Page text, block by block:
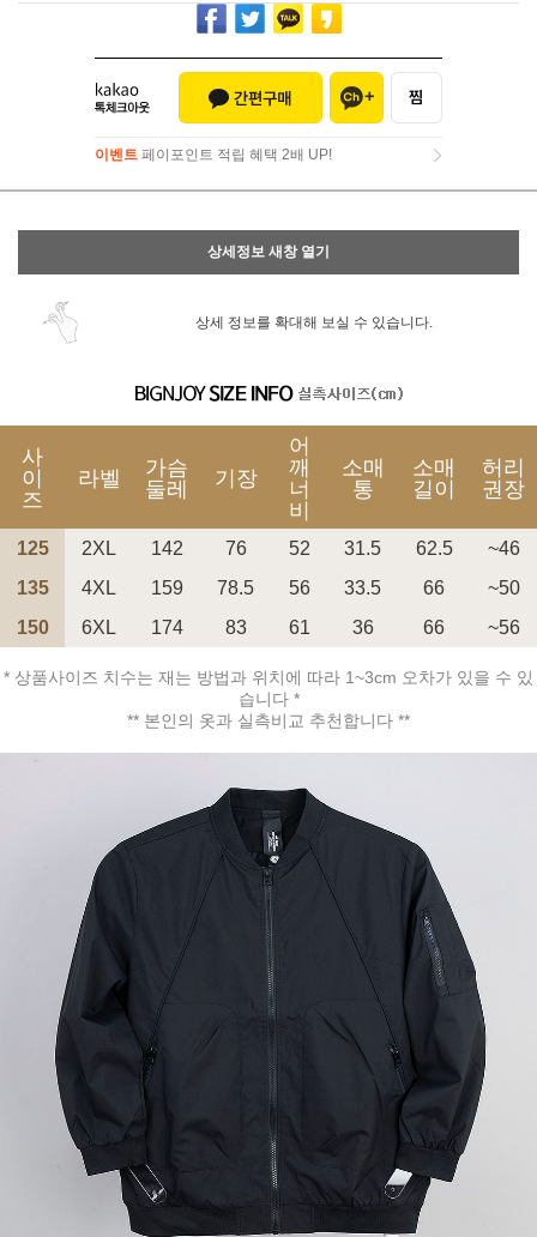
이벤트 페이포인트 적립 혜택 2배 UP!
이벤트페이포인트 적립 혜택 2배 UP!
상세정보 새창 열기
상세 정보를 확대해 보실 수 있습니다.
사
이
즈
라벨
가슴
둘레
기장
어
깨
너
비
소매
통
소매
길이
허리
권장
125 2XL 142 76 52 31.5 62.5
~46
135
4XL 159 78.5 56 33.5 66
~50
150
6XL 174 83 61 36 66 ~56
* 상품사이즈 치수는 재는 방법과 위치에 따라 1~3cm 오차가 있을 수 있
습니다 *
** 본인의 옷과 실측비교 추천합니다 **